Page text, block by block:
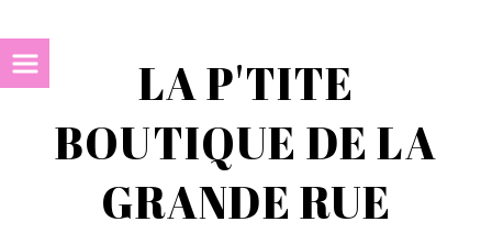
LA P'TITE
BOUTIQUE DE LA
GRANDE RUE